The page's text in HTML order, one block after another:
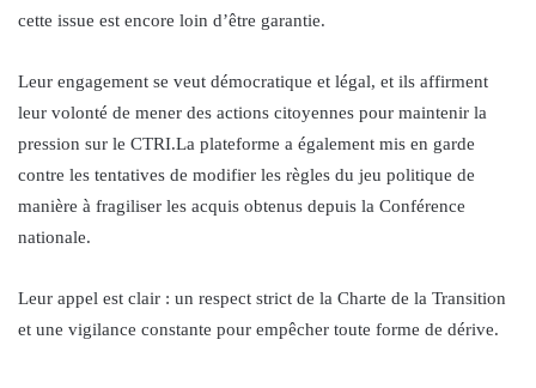
cette issue est encore loin d’être garantie.
Leur engagement se veut démocratique et légal, et ils affirment
leur volonté de mener des actions citoyennes pour maintenir la
pression sur le CTRI.La plateforme a également mis en garde
contre les tentatives de modifier les règles du jeu politique de
manière à fragiliser les acquis obtenus depuis la Conférence
nationale.
Leur appel est clair : un respect strict de la Charte de la Transition
et une vigilance constante pour empêcher toute forme de dérive.